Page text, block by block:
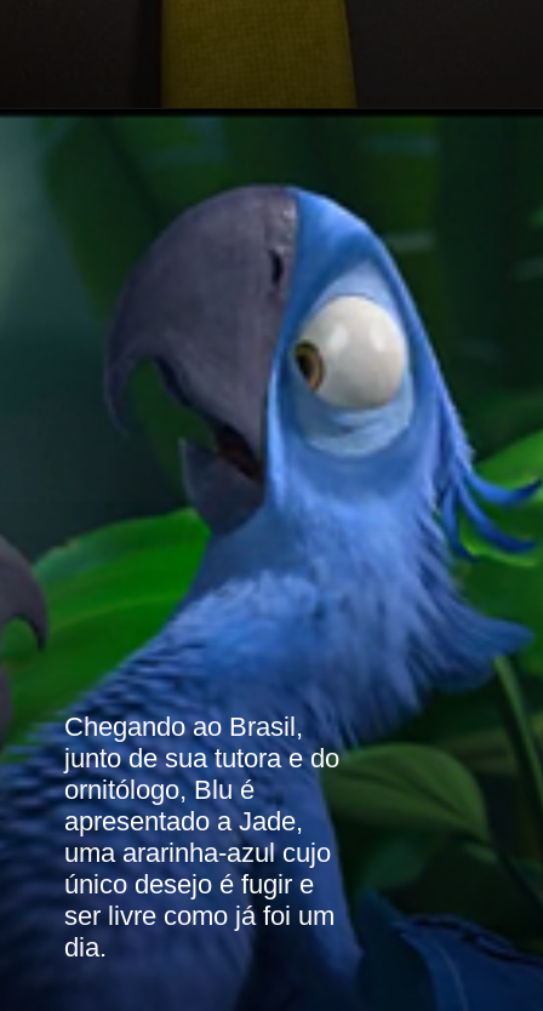
Chegando ao Brasil,
junto de sua tutora e do
ornitólogo, Blu é
apresentado a Jade,
uma ararinha-azul cujo
único desejo é fugir e
ser livre como já foi um
dia.